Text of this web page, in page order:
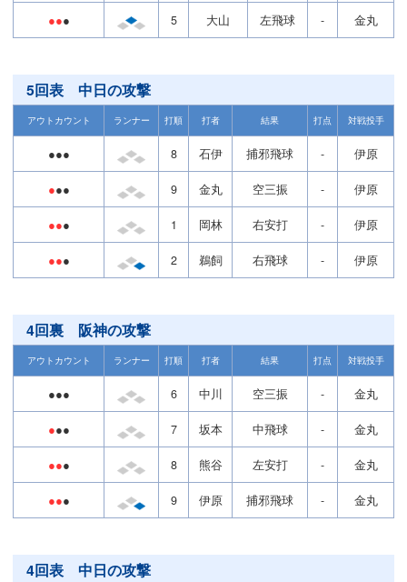
●●● 5 大山 左飛球 - 金丸
5回表 中日の攻撃
アウトカウント ランナー 打順 打者 結果 打点 対戦投手
●●● 8 石伊 捕邪飛球 - 伊原
●●● 9 金丸 空三振 - 伊原
●●● 1 岡林 右安打 - 伊原
●●● 2 鵜飼 右飛球 - 伊原
4回裏 阪神の攻撃
アウトカウント ランナー 打順 打者 結果 打点 対戦投手
●●● 6 中川 空三振 - 金丸
●●● 7 坂本 中飛球 - 金丸
●●● 8 熊谷 左安打 - 金丸
●●● 9 伊原 捕邪飛球 - 金丸
4回表 中日の攻撃